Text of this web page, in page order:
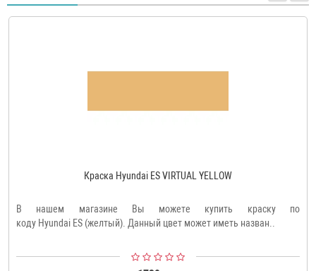
Краска Hyundai ES VIRTUAL YELLOW
В нашем магазине Вы можете купить краску по
коду Hyundai ES (желтый). Данный цвет может иметь назван..